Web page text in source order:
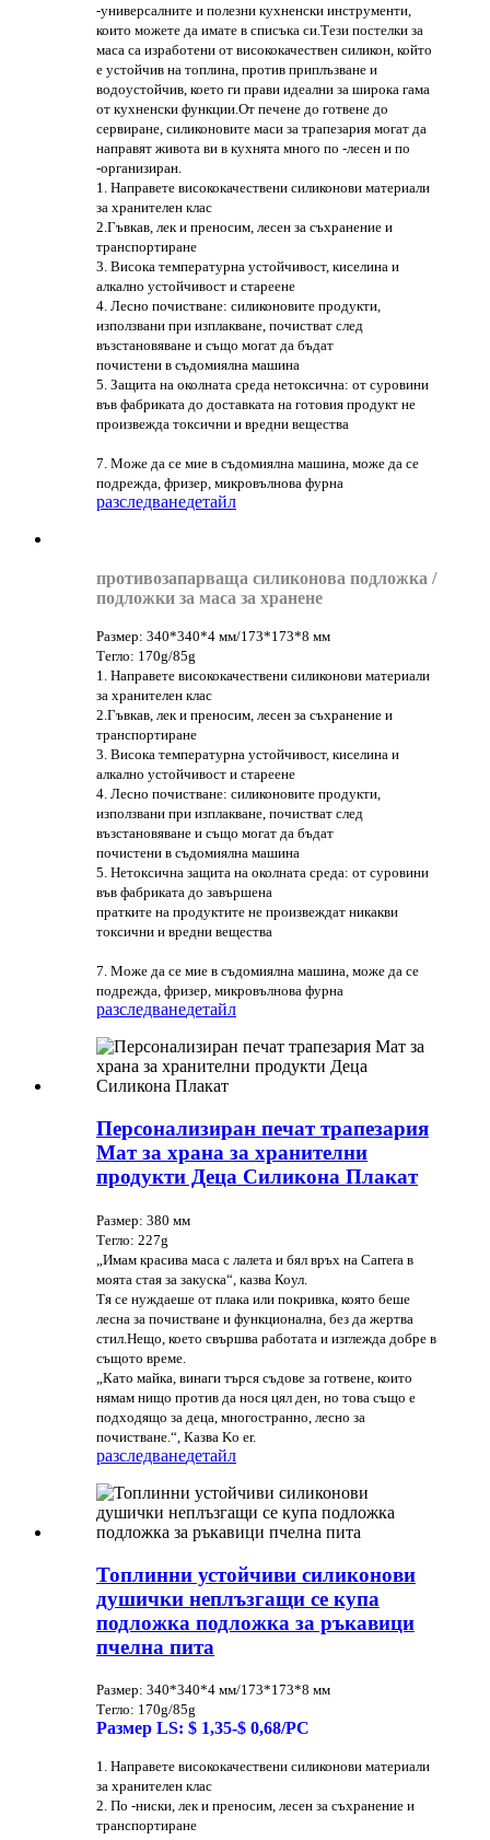
-универсалните и полезни кухненски инструменти,
които можете да имате в списъка си.Тези постелки за
маса са изработени от висококачествен силикон, който
е устойчив на топлина, против приплъзване и
водоустойчив, което ги прави идеални за широка гама
от кухненски функции.От печене до готвене до
сервиране, силиконовите маси за трапезария могат да
направят живота ви в кухнята много по -лесен и по
-организиран.
1. Направете висококачествени силиконови материали
за хранителен клас
2.Гъвкав, лек и преносим, ​​лесен за съхранение и
транспортиране
3. Висока температурна устойчивост, киселина и
алкално устойчивост и стареене
4. Лесно почистване: силиконовите продукти,
използвани при изплакване, почистват след
възстановяване и също могат да бъдат
почистени в съдомиялна машина
5. Защита на околната среда нетоксична: от суровини
във фабриката до доставката на готовия продукт не
произвежда токсични и вредни вещества
7. Може да се мие в съдомиялна машина, може да се
подрежда, фризер, микровълнова фурна
разследванедетайл
противозапарваща силиконова подложка /
подложки за маса за хранене
Размер: 340*340*4 мм/173*173*8 мм
Тегло: 170g/85g
1. Направете висококачествени силиконови материали
за хранителен клас
2.Гъвкав, лек и преносим, ​​лесен за съхранение и
транспортиране
3. Висока температурна устойчивост, киселина и
алкално устойчивост и стареене
4. Лесно почистване: силиконовите продукти,
използвани при изплакване, почистват след
възстановяване и също могат да бъдат
почистени в съдомиялна машина
5. Нетоксична защита на околната среда: от суровини
във фабриката до завършена
пратките на продуктите не произвеждат никакви
токсични и вредни вещества
7. Може да се мие в съдомиялна машина, може да се
подрежда, фризер, микровълнова фурна
разследванедетайл
Персонализиран печат трапезария
Мат за храна за хранителни
продукти Деца Силикона Плакат
Размер: 380 мм
Тегло: 227g
„Имам красива маса с лалета и бял връх на Carrera в
моята стая за закуска“, казва Коул.
Тя се нуждаеше от плака или покривка, която беше
лесна за почистване и функционална, без да жертва
стил.Нещо, което свършва работата и изглежда добре в
същото време.
„Като майка, винаги търся съдове за готвене, които
нямам нищо против да нося цял ден, но това също е
подходящо за деца, многостранно, лесно за
почистване.“, Казва Ko er.
разследванедетайл
Топлинни устойчиви силиконови
душички неплъзгащи се купа
подложка подложка за ръкавици
пчелна пита
Размер: 340*340*4 мм/173*173*8 мм
Тегло: 170g/85g
Размер LS: $ 1,35-$ 0,68/PC
1. Направете висококачествени силиконови материали
за хранителен клас
2. По -ниски, лек и преносим, ​​лесен за съхранение и
транспортиране